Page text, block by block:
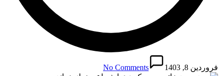
فروردین 8, 1403 No Comments